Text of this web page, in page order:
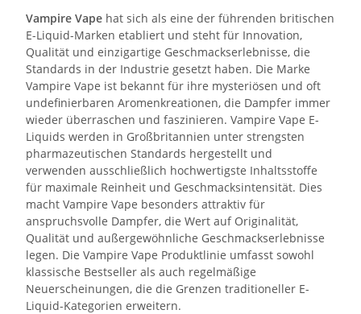
Vampire Vape hat sich als eine der führenden britischen
E-Liquid-Marken etabliert und steht für Innovation,
Qualität und einzigartige Geschmackserlebnisse, die
Standards in der Industrie gesetzt haben. Die Marke
Vampire Vape ist bekannt für ihre mysteriösen und oft
undefinierbaren Aromenkreationen, die Dampfer immer
wieder überraschen und faszinieren. Vampire Vape E-
Liquids werden in Großbritannien unter strengsten
pharmazeutischen Standards hergestellt und
verwenden ausschließlich hochwertigste Inhaltsstoffe
für maximale Reinheit und Geschmacksintensität. Dies
macht Vampire Vape besonders attraktiv für
anspruchsvolle Dampfer, die Wert auf Originalität,
Qualität und außergewöhnliche Geschmackserlebnisse
legen. Die Vampire Vape Produktlinie umfasst sowohl
klassische Bestseller als auch regelmäßige
Neuerscheinungen, die die Grenzen traditioneller E-
Liquid-Kategorien erweitern.